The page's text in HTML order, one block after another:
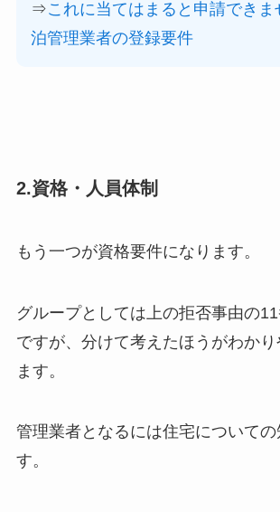
⇒これに当てはまると申請できま
泊管理業者の登録要件
2.資格・人員体制
もう一つが資格要件になります。
グループとしては上の拒否事由の
ですが、分けて考えたほうがわか
ます。
管理業者となるには住宅について
す。